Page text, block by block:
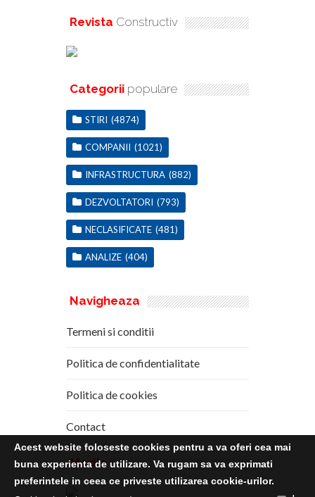
Revista Constructiv
Categorii populare
STIRI (4874)
COMPANII (1021)
INFRASTRUCTURA (882)
DEZVOLTATORI (793)
NECLASIFICATE (481)
ANALIZE (404)
Navigheaza
Termeni si conditii
Politica de confidentialitate
Politica de cookies
Contact
Media Kit
Acest website foloseste cookies pentru a va oferi cea mai
buna experienta de utilizare. Va rugam sa va exprimati
preferintele in ceea ce priveste utilizarea cookie-urilor.